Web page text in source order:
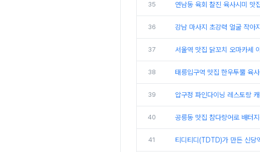
35 연남동 육회 찰진 육사시미 맛
36 강남 마사지 초강력 얼굴 작아
37 서울역 맛집 닭꼬치 오마카세
38 태릉입구역 맛집 한우투뿔 육
39 압구정 파인다이닝 레스토랑 캐
40 공릉동 맛집 참다랑어로 배터
41 티디티디(TDTD)가 만든 신당